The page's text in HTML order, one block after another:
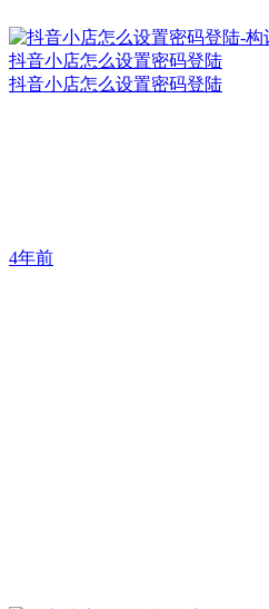
抖音小店怎么设置密码登陆
抖音小店怎么设置密码登陆
4年前